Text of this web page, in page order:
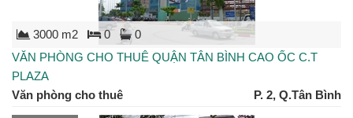
3000 m2 0 0
VĂN PHÒNG CHO THUÊ QUẬN TÂN BÌNH CAO ỐC C.T
PLAZA
Văn phòng cho thuê
P. 2, Q.Tân Bình